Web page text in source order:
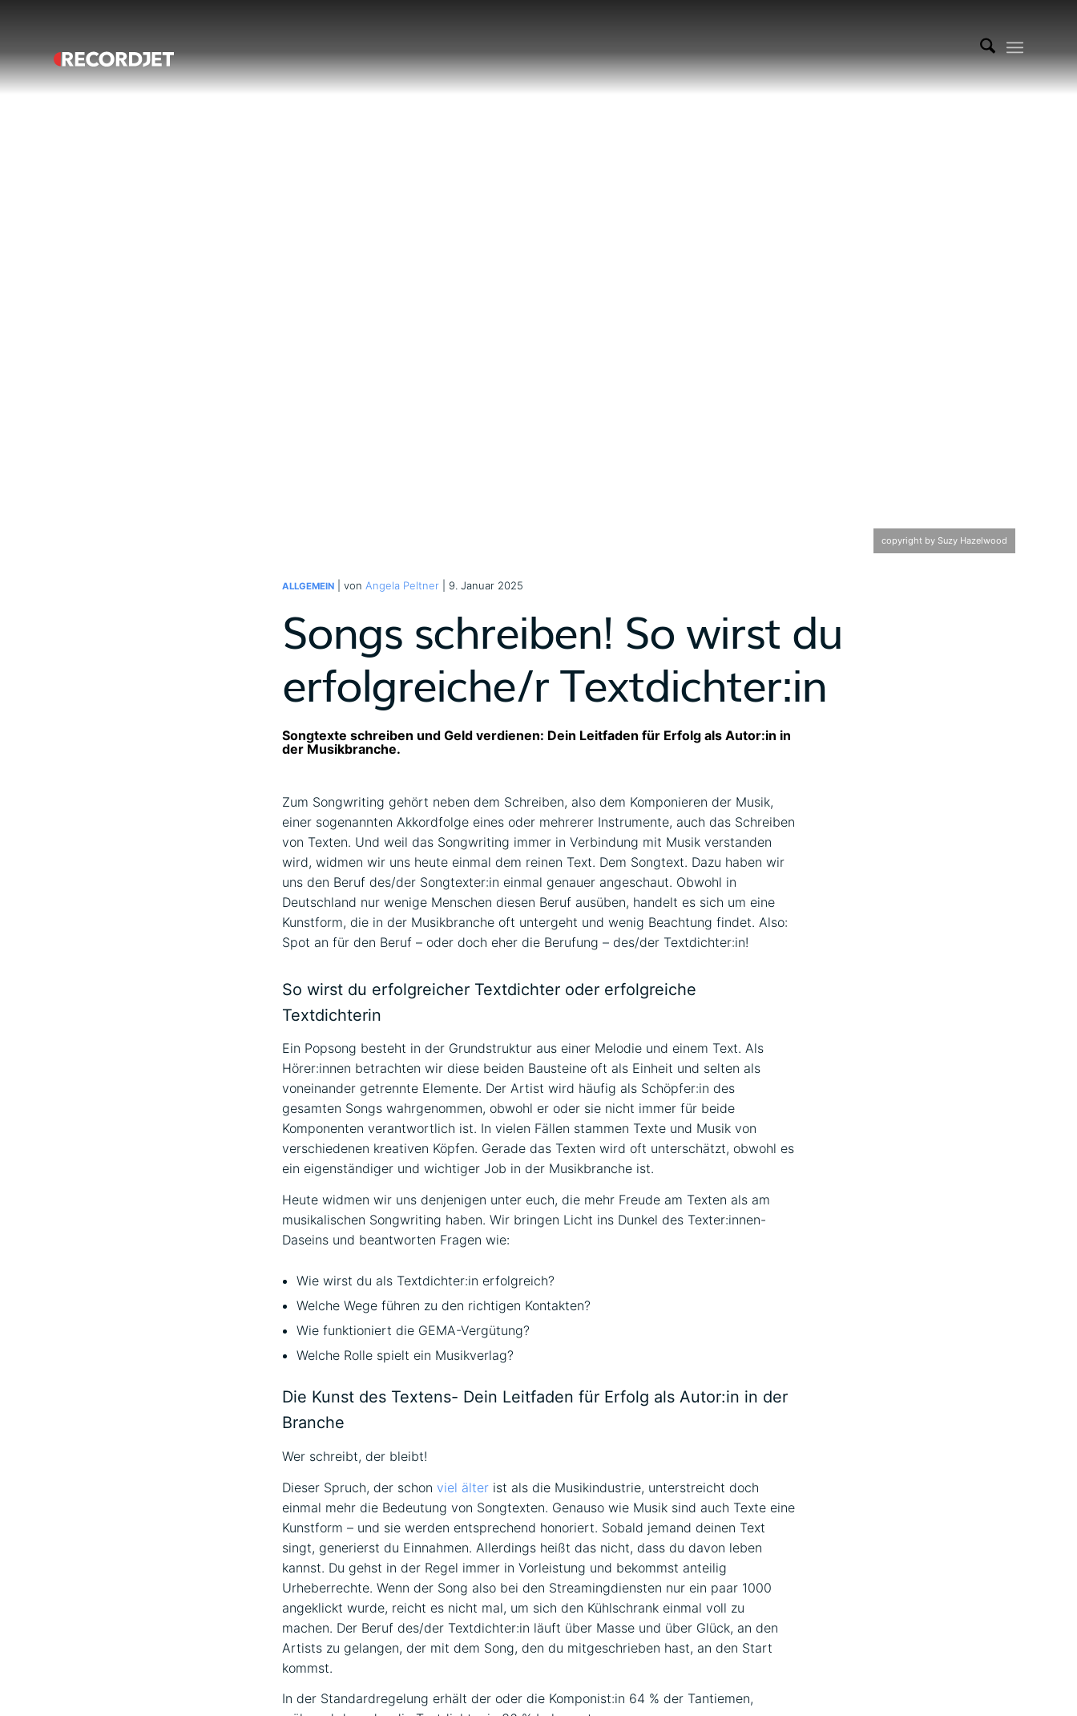
copyright by Suzy Hazelwood
ALLGEMEIN | von Angela Peltner | 9. Januar 2025
Songs schreiben! So wirst du
erfolgreiche/r Textdichter:in
Songtexte schreiben und Geld verdienen: Dein Leitfaden für Erfolg als Autor:in in
der Musikbranche.
Zum Songwriting gehört neben dem Schreiben, also dem Komponieren der Musik,
einer sogenannten Akkordfolge eines oder mehrerer Instrumente, auch das Schreiben
von Texten. Und weil das Songwriting immer in Verbindung mit Musik verstanden
wird, widmen wir uns heute einmal dem reinen Text. Dem Songtext. Dazu haben wir
uns den Beruf des/der Songtexter:in einmal genauer angeschaut. Obwohl in
Deutschland nur wenige Menschen diesen Beruf ausüben, handelt es sich um eine
Kunstform, die in der Musikbranche oft untergeht und wenig Beachtung findet. Also:
Spot an für den Beruf – oder doch eher die Berufung – des/der Textdichter:in!
So wirst du erfolgreicher Textdichter oder erfolgreiche
Textdichterin
Ein Popsong besteht in der Grundstruktur aus einer Melodie und einem Text. Als
Hörer:innen betrachten wir diese beiden Bausteine oft als Einheit und selten als
voneinander getrennte Elemente. Der Artist wird häufig als Schöpfer:in des
gesamten Songs wahrgenommen, obwohl er oder sie nicht immer für beide
Komponenten verantwortlich ist. In vielen Fällen stammen Texte und Musik von
verschiedenen kreativen Köpfen. Gerade das Texten wird oft unterschätzt, obwohl es
ein eigenständiger und wichtiger Job in der Musikbranche ist.
Heute widmen wir uns denjenigen unter euch, die mehr Freude am Texten als am
musikalischen Songwriting haben. Wir bringen Licht ins Dunkel des Texter:innen-
Daseins und beantworten Fragen wie:
Wie wirst du als Textdichter:in erfolgreich?
Welche Wege führen zu den richtigen Kontakten?
Wie funktioniert die GEMA-Vergütung?
Welche Rolle spielt ein Musikverlag?
Die Kunst des Textens- Dein Leitfaden für Erfolg als Autor:in in der
Branche
Wer schreibt, der bleibt!
Dieser Spruch, der schon viel älter ist als die Musikindustrie, unterstreicht doch
einmal mehr die Bedeutung von Songtexten. Genauso wie Musik sind auch Texte eine
Kunstform – und sie werden entsprechend honoriert. Sobald jemand deinen Text
singt, generierst du Einnahmen. Allerdings heißt das nicht, dass du davon leben
kannst. Du gehst in der Regel immer in Vorleistung und bekommst anteilig
Urheberrechte. Wenn der Song also bei den Streamingdiensten nur ein paar 1000
angeklickt wurde, reicht es nicht mal, um sich den Kühlschrank einmal voll zu
machen. Der Beruf des/der Textdichter:in läuft über Masse und über Glück, an den
Artists zu gelangen, der mit dem Song, den du mitgeschrieben hast, an den Start
kommst.
In der Standardregelung erhält der oder die Komponist:in 64 % der Tantiemen,